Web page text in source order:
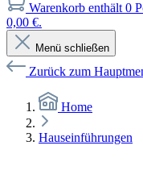
Warenkorb enthält 0
0,00 €.
Menü schließen
Zurück zum
Home
Hauseinführungen